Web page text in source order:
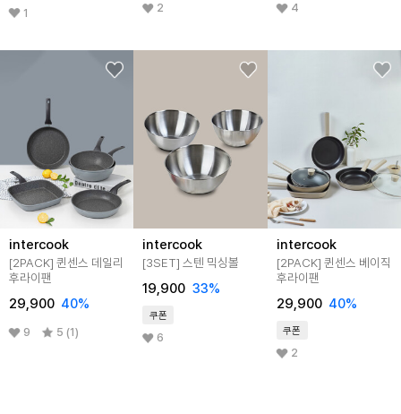
1 2 4
intercook
[2PACK] 퀸센스 데일리
후라이팬
29,900 40%
9 5 (1)
intercook
[3SET] 스텐 믹싱볼
19,900 33%
쿠폰
6
intercook
[2PACK] 퀸센스 베이직
후라이팬
29,900 40%
쿠폰
2